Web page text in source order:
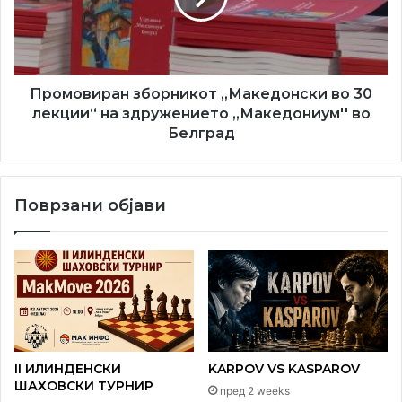
лекции“
на
здружението
,,Македониум''
Белград
Промовиран зборникот „Македонски во 30
лекции“ на здружението ,,Македониум'' во
Белград
Поврзани објави
II ИЛИНДЕНСКИ
ШАХОВСКИ ТУРНИР
KARPOV VS KASPAROV
пред 2 weeks